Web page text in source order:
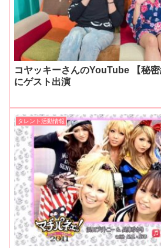
コヤッキーさんのYouTube 【秘密
にゲスト出演
タレント活動情報